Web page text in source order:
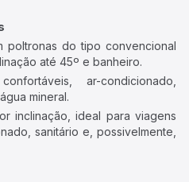
poltronas do tipo convencional
até 45º e banheiro.
ar-condicionado,
mineral.
inclinação, ideal para viagens
sanitário e, possivelmente,